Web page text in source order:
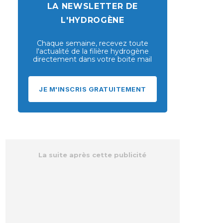
LA NEWSLETTER DE
L'HYDROGÈNE
Chaque semaine, recevez toute
l'actualité de la filière hydrogène
directement dans votre boite mail
JE M'INSCRIS GRATUITEMENT